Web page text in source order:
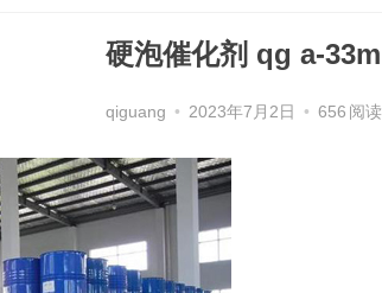
硬泡催化剂 qg a-33m
qiguang • 2023年7月2日 • 656 阅读